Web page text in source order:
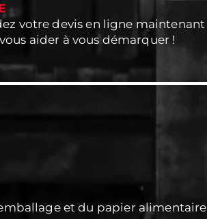
votre devis en ligne maintenant
aider à vous démarquer !
et du papier alimentaire